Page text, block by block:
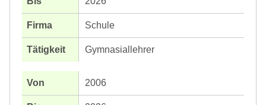
Schule
Gymnasiallehrer
2006